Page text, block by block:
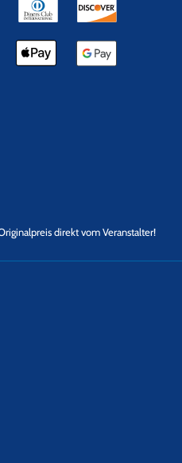
direkt vom Veranstalter!